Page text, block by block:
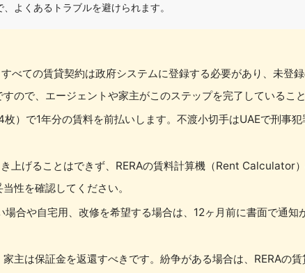
よくあるトラブルを避けられます。
すべての賃貸契約は政府システムに登録する必要があり、未登
ので、エージェントや家主がこのステップを完了しているこ
）で1年分の賃料を前払いします。不渡小切手はUAEで刑事
上げることはできず、RERAの賃料計算機（Rent Calculator
性を確認してください。
場合や自宅用、改修を希望する場合は、12ヶ月前に書面で通知
主は保証金を返還すべきです。紛争がある場合は、RERAの